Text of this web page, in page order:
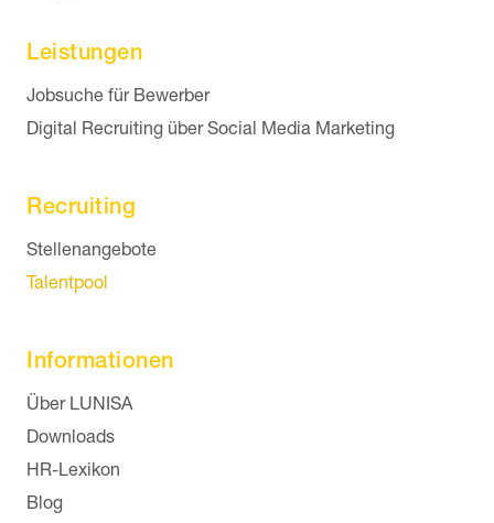
Leistungen
Navigation überspringen
Jobsuche für Bewerber
Digital Recruiting über Social Media Marketing
Recruiting
Navigation überspringen
Stellenangebote
Talentpool
Informationen
Navigation überspringen
Über LUNISA
Downloads
HR-Lexikon
Blog